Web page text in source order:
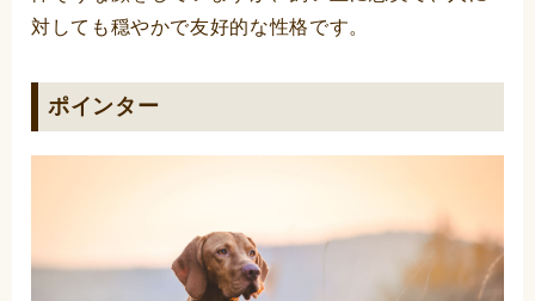
対しても穏やかで友好的な性格です。
ポインター